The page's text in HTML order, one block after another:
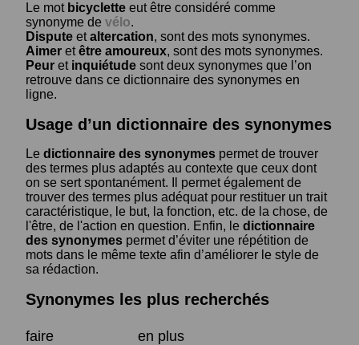
Le mot bicyclette eut être considéré comme
synonyme de vélo.
Dispute etaltercation, sont des mots synonymes.
Aimer etêtre amoureux, sont des mots synonymes.
Peur et inquiétude sont deux synonymes que l’on
retrouve dans ce dictionnaire des synonymes en
ligne.
Usage d’un dictionnaire des synonymes
Le dictionnaire des synonymes permet de trouver
des termes plus adaptés au contexte que ceux dont
on se sert spontanément. Il permet également de
trouver des termes plus adéquat pour restituer un trait
caractéristique, le but, la fonction, etc. de la chose, de
l'être, de l'action en question. Enfin, le dictionnaire
des synonymes permet d’éviter une répétition de
mots dans le même texte afin d’améliorer le style de
sa rédaction.
Synonymes les plus recherchés
faire
en plus